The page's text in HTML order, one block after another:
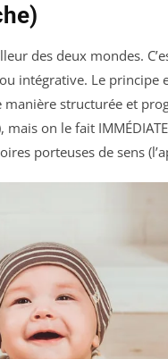
des deux mondes.
ou intégrative. Le principe
structurée et
on le fait
porteuses de sens